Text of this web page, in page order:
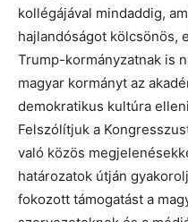
kollégájával mindaddig,
hajlandóságot kölcsönös,
Trump-kormányzatnak is
magyar kormányt az
demokratikus kultúra
Felszólítjuk a
való közös
határozatok útján
fokozott támogatást a